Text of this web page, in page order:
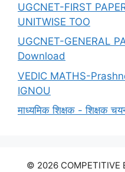
UGCNET-FIRST
UNITWISE TOO
UGCNET-GENERAL
Download
VEDIC MATHS-
IGNOU
माध्यमिक शिक्षक - शिक्षक
© 2026 COMPETITIVE